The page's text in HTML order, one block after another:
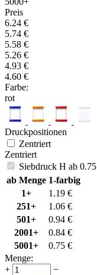
Preis
6.24 €
5.74 €
5.58 €
5.26 €
4.93 €
4.60 €
Farbe:
rot
Druckpositionen
Zentriert
Zentriert
Siebdruck H ab 0.75
ab Menge 1-farbig
1+
1.19 €
251+
1.06 €
501+
0.94 €
2001+
0.84 €
5001+
0.75 €
Menge:
+
−